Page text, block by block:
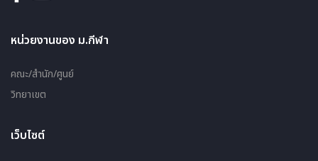
หน่วยงานของ ม.กีฬา
คณะ/สำนัก/ศูนย์
วิทยาเขต
เว็บไซต์